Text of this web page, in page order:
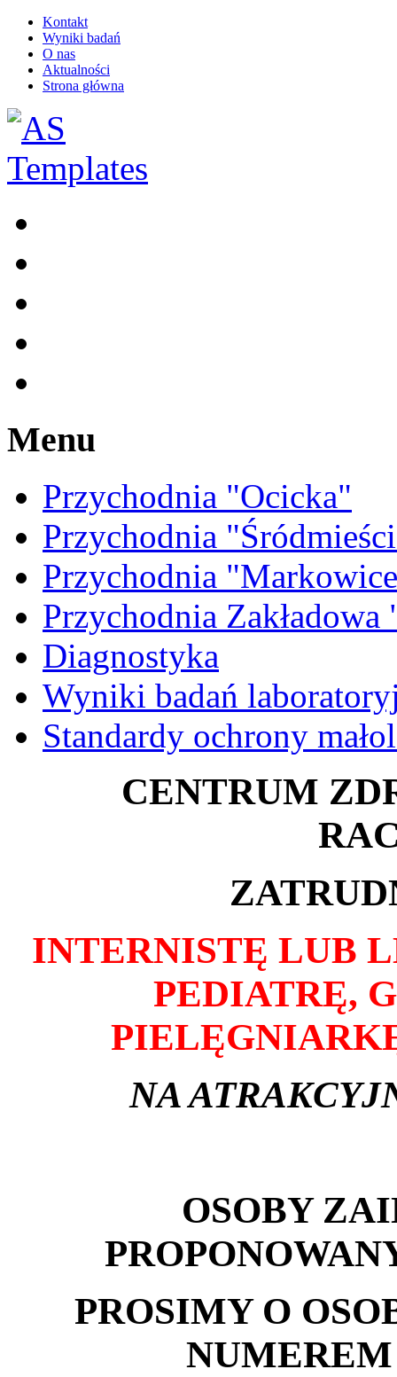
Kontakt
Wyniki badań
O nas
Aktualności
Strona główna
Menu
Przychodnia "Ocicka"
Przychodnia
Przychodnia
Przychodnia
Diagnostyka
Wyniki badań
Standardy ochrony
CENTRUM
INTERNISTĘ LUB
PEDIATRĘ,
NA
OSOBY
PROSIMY O
NUMEREM